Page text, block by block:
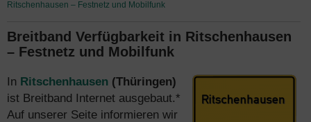
Ritschenhausen – Festnetz und Mobilfunk
Breitband Verfügbarkeit in Ritschenhausen
– Festnetz und Mobilfunk
In Ritschenhausen (Thüringen)
ist Breitband Internet ausgebaut.*
Auf unserer Seite informieren wir